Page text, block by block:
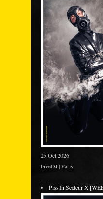
25 Oct 2026
FreeDJ | Paris
Piss'In Secteur X